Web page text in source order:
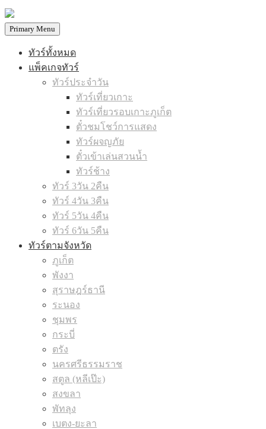
Primary Menu
ทัวร์ทั้งหมด
แพ็คเกจทัวร์
ทัวร์ประจำวัน
ทัวร์เที่ยวเกาะ
ทัวร์เที่ยวรอบเกาะภูเก็ต
ตั๋วชมโชว์การแสดง
ทัวร์ผจญภัย
ตั๋วเข้าเล่นสวนน้ำ
ทัวร์ช้าง
ทัวร์ 3วัน 2คืน
ทัวร์ 4วัน 3คืน
ทัวร์ 5วัน 4คืน
ทัวร์ 6วัน 5คืน
ทัวร์ตามจังหวัด
ภูเก็ต
พังงา
สุราษฎร์ธานี
ระนอง
ชุมพร
กระบี่
ตรัง
นครศรีธรรมราช
สตูล (หลีเป๊ะ)
สงขลา
พัทลุง
เบตง-ยะลา